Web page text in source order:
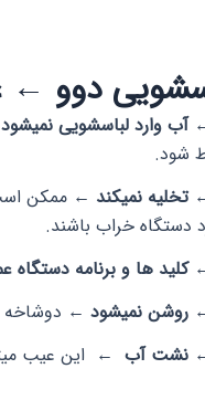
دوو
آب وارد لباسشویی
شود.
تخلیه نمیکند ← ممکن
دستگاه خراب باشند.
ها و برنامه دستگاه
روشن نمیشود ← دوشاخه
نشت آب ← این عیب